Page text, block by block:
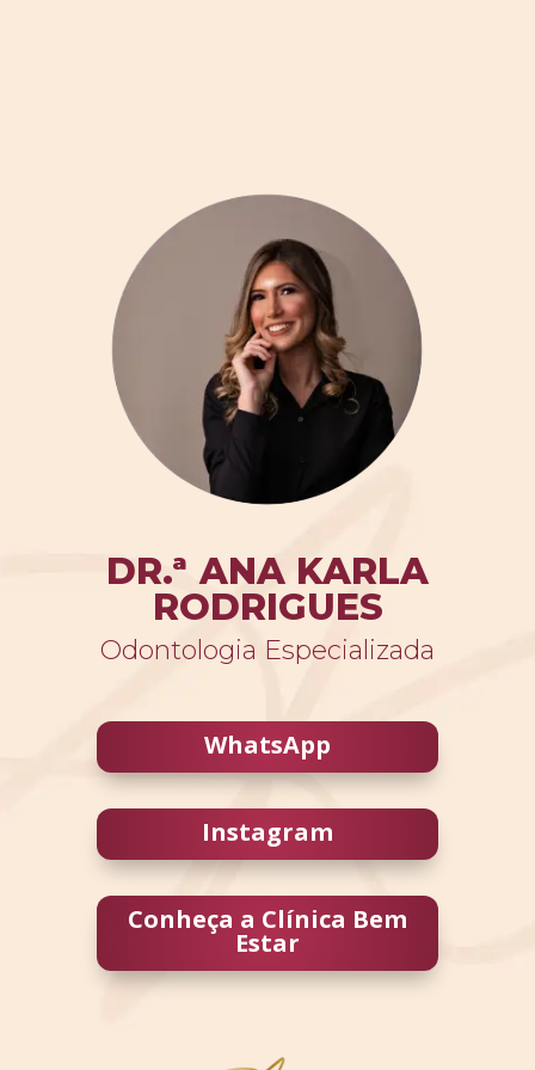
DR.ª ANA KARLA
RODRIGUES
Odontologia Especializada
WhatsApp
Instagram
Conheça a Clínica Bem
Estar